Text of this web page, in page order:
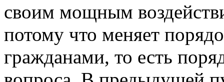
своим мощным
потому что меняет
гражданами, то есть